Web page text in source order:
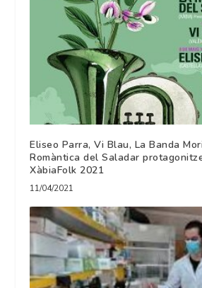
Eliseo Parra, Vi Blau, La Banda
Romàntica del Saladar
XàbiaFolk 2021
11/04/2021